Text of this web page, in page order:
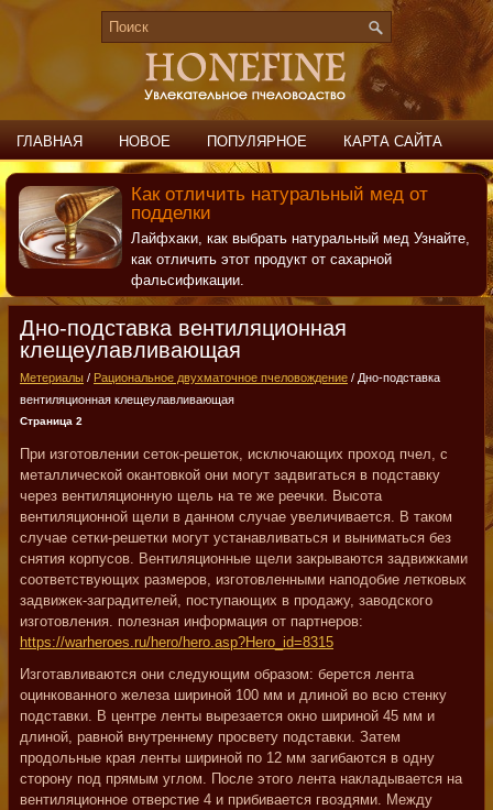
ГЛАВНАЯ НОВОЕ ПОПУЛЯРНОЕ КАРТА САЙТА
ПОИСК КОНТАКТЫ
Как отличить натуральный мед от
подделки
Лайфхаки, как выбрать натуральный мед Узнайте,
как отличить этот продукт от сахарной
фальсификации.
Дно-подставка вентиляционная
клещеулавливающая
Метериалы / Рациональное двухматочное пчеловождение / Дно-подставка
вентиляционная клещеулавливающая
Страница 2
При изготовлении сеток-решеток, исключающих проход пчел, с
металлической окантовкой они могут задвигаться в подставку
через вентиляционную щель на те же реечки. Высота
вентиляционной щели в данном случае увеличивается. В таком
случае сетки-решетки могут устанавливаться и выниматься без
снятия корпусов. Вентиляционные щели закрываются задвижками
соответствующих размеров, изготовленными наподобие летковых
задвижек-заградителей, поступающих в продажу, заводского
изготовления. полезная информация от партнеров:
https://warheroes.ru/hero/hero.asp?Hero_id=8315
Изготавливаются они следующим образом: берется лента
оцинкованного железа шириной 100 мм и длиной во всю стенку
подставки. В центре ленты вырезается окно шириной 45 мм и
длиной, равной внутреннему просвету подставки. Затем
продольные края ленты шириной по 12 мм загибаются в одну
сторону под прямым углом. После этого лента накладывается на
вентиляционное отверстие 4 и прибивается гвоздями. Между